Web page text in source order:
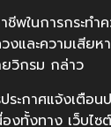
พในการกระทำ
และความเสียห
ยวิกรม กล่าว
ระกาศแจ้งเตือน
งทั้งทาง เว็บไซ